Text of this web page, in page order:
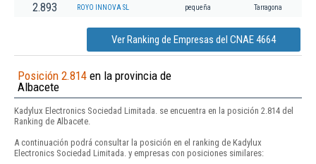
2.893 ROYO INNOVA SL pequeña Tarragona
Ver Ranking de Empresas del CNAE 4664
Posición 2.814 en la provincia de
Albacete
Kadylux Electronics Sociedad Limitada. se encuentra en la posición 2.814 del
Ranking de Albacete.
A continuación podrá consultar la posición en el ranking de Kadylux
Electronics Sociedad Limitada. y empresas con posiciones similares: